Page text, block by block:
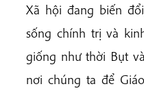
Xã hội đang biến
sống chính trị và
giống như thời Bụt
nơi chúng ta để